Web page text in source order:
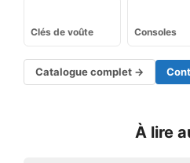
Clés de voûte Consoles
Catalogue complet →
À lire